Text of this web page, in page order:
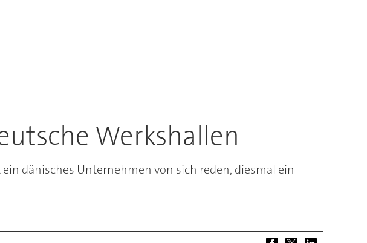
Werkshallen
dänisches Unternehmen von sich reden, diesmal ein